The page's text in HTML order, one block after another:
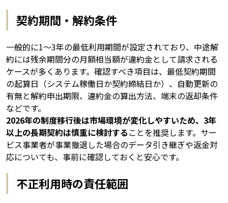
契約期間・解約条件
一般的に1〜3年の最低利用期間が設定されており、中途解
約には残余期間分の月額相当額が違約金として請求される
ケースが多くあります。確認すべき項目は、最低契約期間
の起算日（システム稼働日か契約締結日か）、自動更新の
有無と解約申出期限、違約金の算出方法、端末の返却条件
などです。
2026年の制度移行後は市場環境が変化しやすいため、3年
以上の長期契約は慎重に検討することを推奨します。サー
ビス事業者が事業撤退した場合のデータ引き継ぎや返金対
応についても、事前に確認しておくと安心です。
不正利用時の責任範囲